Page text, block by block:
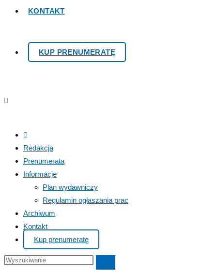
KONTAKT
KUP PRENUMERATĘ
Redakcja
Prenumerata
Informacje
Plan wydawniczy
Regulamin ogłaszania prac
Archiwum
Kontakt
Kup prenumeratę